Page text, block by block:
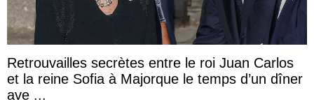
Retrouvailles secrètes entre le roi Juan Carlos
et la reine Sofia à Majorque le temps d’un dîner
ave ...